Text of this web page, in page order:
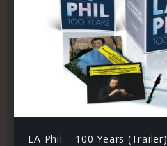
LA Phil – 100 Years (Trailer)